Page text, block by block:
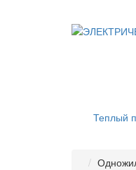
Теплый